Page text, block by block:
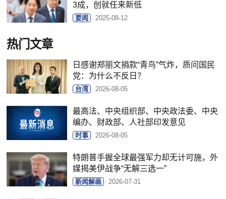
3成，创就任来新低
要闻 2025-08-12
热门文章
日感谢郑丽文捐款“青鸟”气炸，质问国民
党：为什么不反日？
台湾 2026-08-05
最高法、中央组织部、中央政法委、中央
编办、财政部、人社部印发意见
时事 2026-08-05
特朗普手握全球最强军力却无计可施，外
媒揭美伊战争“无解三选一”
新闻解画 2026-07-31